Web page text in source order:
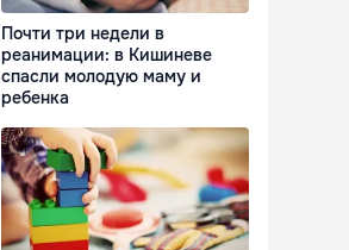
Почти три недели в
реанимации: в Кишиневе
спасли молодую маму и
ребенка